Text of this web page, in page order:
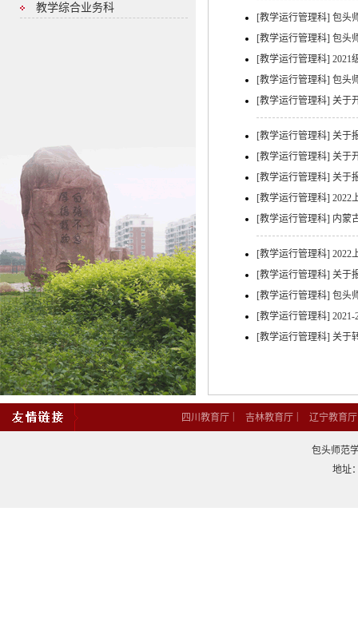
教学综合业务科
[教学运行管理科] 包头
[教学运行管理科] 包头
[教学运行管理科] 2021
[教学运行管理科] 包头
[教学运行管理科] 关于
[教学运行管理科] 关于
[教学运行管理科] 关于
[教学运行管理科] 关于
[教学运行管理科] 2022
[教学运行管理科] 内蒙
[教学运行管理科] 2022
[教学运行管理科] 关于
[教学运行管理科] 包头
[教学运行管理科]
[教学运行管理科] 关于
四川教育厅 吉林教育厅 辽宁教育厅
包头师范
地址